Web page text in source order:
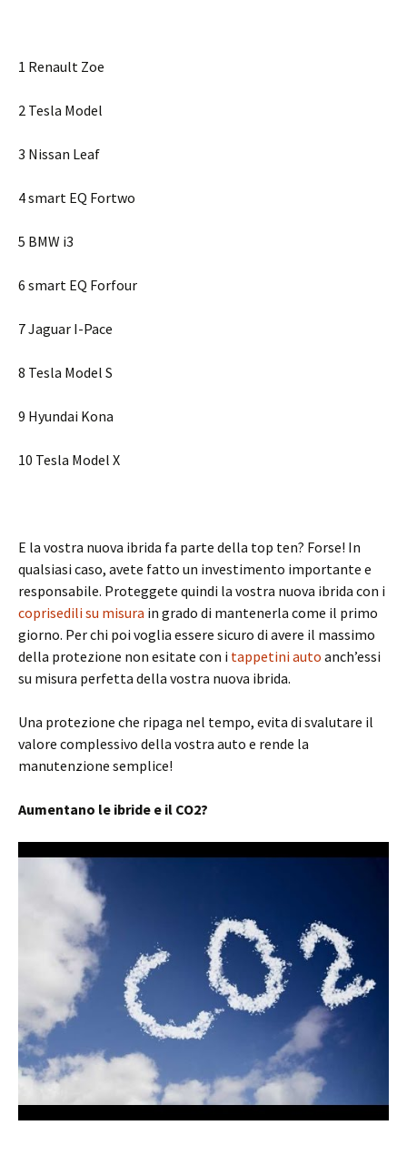
1 Renault Zoe
2 Tesla Model
3 Nissan Leaf
4 smart EQ Fortwo
5 BMW i3
6 smart EQ Forfour
7 Jaguar I-Pace
8 Tesla Model S
9 Hyundai Kona
10 Tesla Model X
E la vostra nuova ibrida fa parte della top ten? Forse! In
qualsiasi caso, avete fatto un investimento importante e
responsabile. Proteggete quindi la vostra nuova ibrida con i
coprisedili su misura in grado di mantenerla come il primo
giorno. Per chi poi voglia essere sicuro di avere il massimo
della protezione non esitate con i tappetini auto anch’essi
su misura perfetta della vostra nuova ibrida.
Una protezione che ripaga nel tempo, evita di svalutare il
valore complessivo della vostra auto e rende la
manutenzione semplice!
Aumentano le ibride e il CO2?